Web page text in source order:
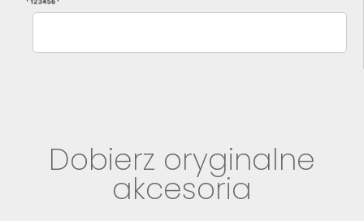
Dobierz oryginalne
akcesoria